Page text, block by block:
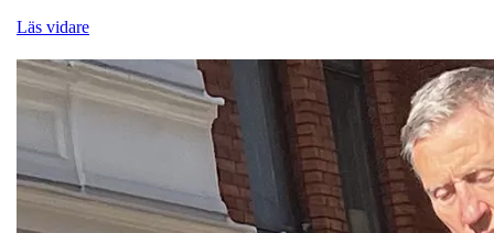
Läs vidare